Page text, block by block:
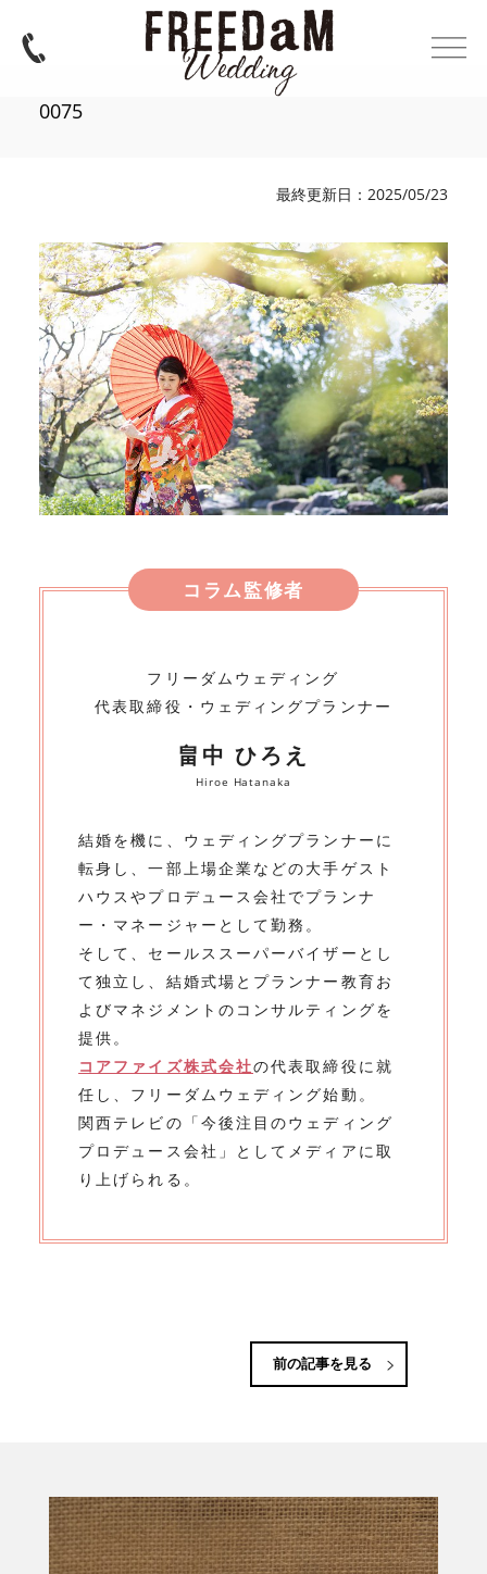
0075
最終更新日：2025/05/23
コラム監修者
フリーダムウェディング
代表取締役・ウェディングプランナー
畠中 ひろえ
Hiroe Hatanaka
結婚を機に、ウェディングプランナーに
転身し、一部上場企業などの大手ゲスト
ハウスやプロデュース会社でプランナ
ー・マネージャーとして勤務。
そして、セールススーパーバイザーとし
て独立し、結婚式場とプランナー教育お
よびマネジメントのコンサルティングを
提供。
コアファイズ株式会社の代表取締役に就
任し、フリーダムウェディング始動。
関西テレビの「今後注目のウェディング
プロデュース会社」としてメディアに取
り上げられる。
前の記事を見る